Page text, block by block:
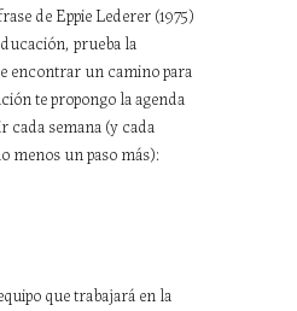
de Eppie Lederer (1975)
prueba la
encontrar un camino para
te propongo la agenda
cada semana (y cada
menos un paso más):
que trabajará en la